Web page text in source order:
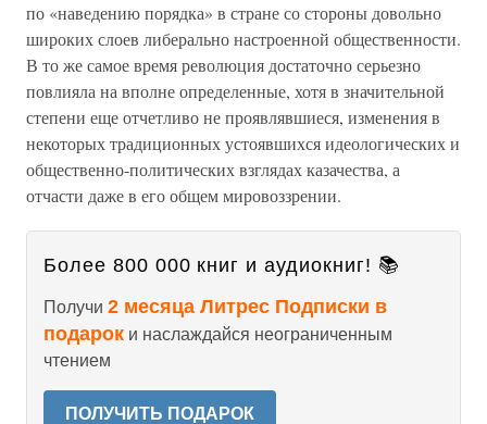
по «наведению порядка» в стране со стороны довольно
широких слоев либерально настроенной общественности.
В то же самое время революция достаточно серьезно
повлияла на вполне определенные, хотя в значительной
степени еще отчетливо не проявлявшиеся, изменения в
некоторых традиционных устоявшихся идеологических и
общественно-политических взглядах казачества, а
отчасти даже в его общем мировоззрении.
Более 800 000 книг и аудиокниг! 📚
Получи 2 месяца Литрес Подписки в
подарок и наслаждайся неограниченным
чтением
ПОЛУЧИТЬ ПОДАРОК